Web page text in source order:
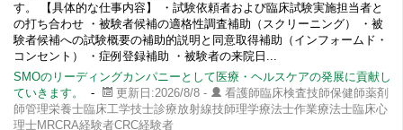
す。 【具体的な仕事内容】 ・試験依頼者および臨床試験実施担当者と
の打ち合わせ ・被験者候補の適格性調査補助（スクリーニング） ・被
験者候補への試験概要の補助的説明と同意取得補助（インフォームド・
コンセント） ・症例登録補助 ・被験者の来院日...
SMOのリーディングカンパニーとして医療・ヘルスケアの発展に貢献し
ていきます。
- 更新日:2026/8/8 -
看護師臨床検査技師保健師薬剤
師管理栄養士臨床工学技士診療放射線技師理学療法士作業療法士臨床心
理士MRCRA経験者CRC経験者